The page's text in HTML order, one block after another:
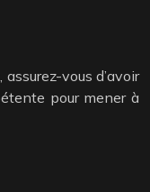
vous d’avoir
pour mener à